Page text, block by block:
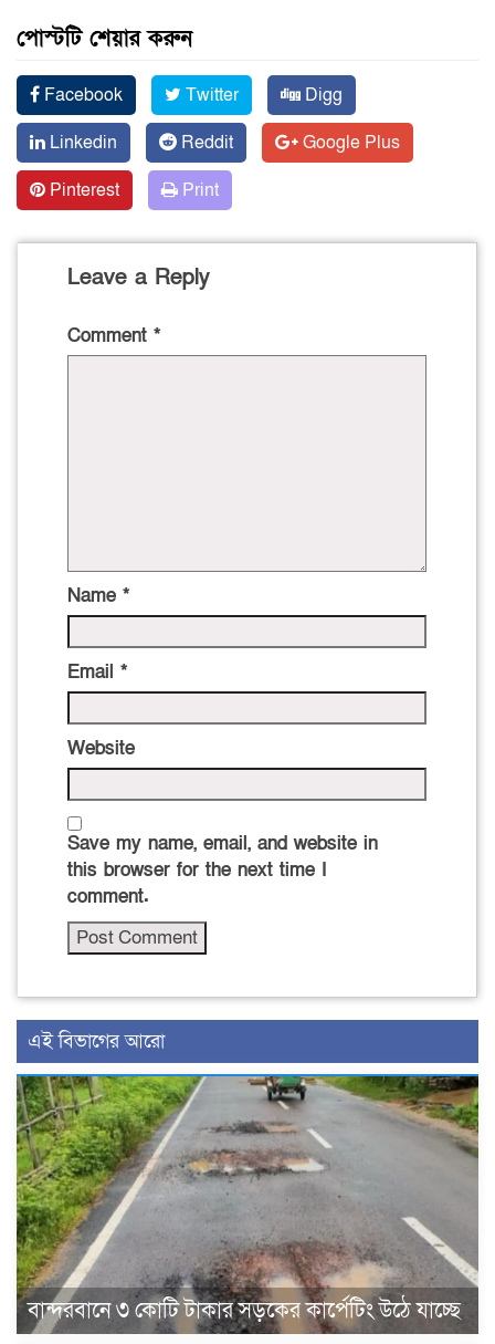
পোস্টটি শেয়ার করুন
Facebook Twitter
Digg
Linkedin
Reddit
Google Plus
Pinterest
Print
Leave a Reply
Comment *
Name *
Email *
Website
Save my name, email, and website in
this browser for the next time I
comment.
এই বিভাগের আরো
বান্দরবানে ৩ কোটি টাকার সড়কের কার্পেটিং উঠে যাচ্ছে